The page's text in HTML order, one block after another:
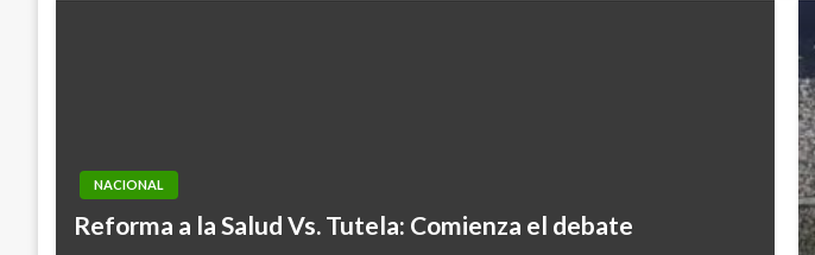
NACIONAL
Reforma a la Salud Vs. Tutela: Comienza el debate